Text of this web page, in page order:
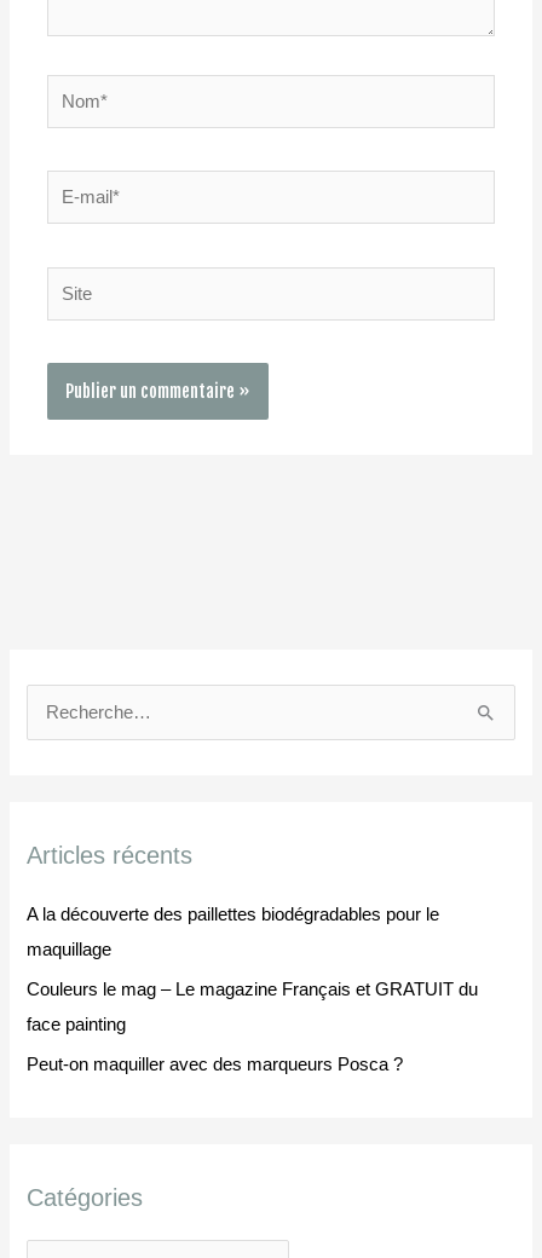
mail*
e
e
r
Articles récents
A la découverte des paillettes biodégradables pour le
maquillage
Couleurs le mag – Le magazine Français et GRATUIT du
face painting
Peut-on maquiller avec des marqueurs Posca ?
Catégories
t
i
e
s